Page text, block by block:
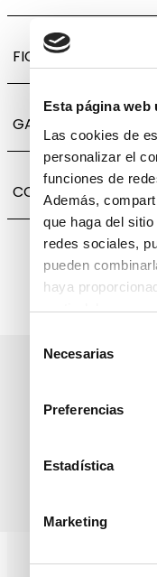
Esta página web
Las cookies de
personalizar el
funciones de
Además,
que haga del
redes sociales,
pueden
haya
partir del uso
deNecesarias
Preferencias
Estadística
Marketing
FICHA TÉCNICA
GARANTÍA, CAMBIOS
COMPARTIR
datos personales